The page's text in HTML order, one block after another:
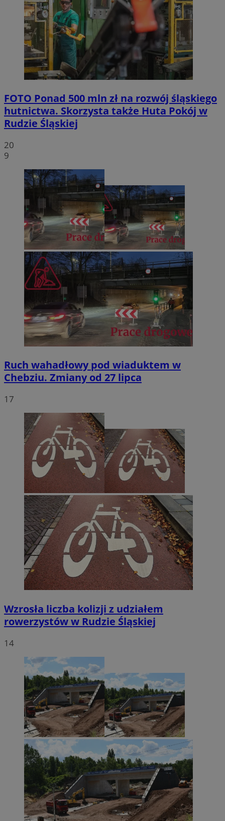
FOTO Ponad 500 mln zł na rozwój śląskiego
hutnictwa. Skorzysta także Huta Pokój w
Rudzie Śląskiej
20
9
Ruch wahadłowy pod wiaduktem w
Chebziu. Zmiany od 27 lipca
17
Wzrosła liczba kolizji z udziałem
rowerzystów w Rudzie Śląskiej
14